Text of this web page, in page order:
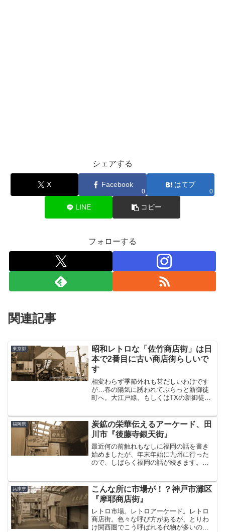
シェアする
X Facebook
0
はてブ
0
LINE コピー
フォローする
関連記事
東京都
昭和レトロな「佐竹商店街」は日
本で2番目に古い商店街らしいで
す
相変わらず季節外れも甚だしいわけです
が…春の陽気に誘われてぶらっと新御徒
町へ。大江戸線、もしくはTXの新御徒町
から近いこの佐竹商店街。ここもまた都
内を代表するアーケー...
福岡県
炭鉱の栄華伝えるアーケード、田
川市『後藤寺銀天街』
最近何の前触れもなしに福岡の話を書き
始めましたが、年末年始に九州に行った
ので、しばらく福岡の話が続きます。え
っかける勢いで呼び覚ましながらぼちぼ
ち書いていきます・・炭鉱...
兵庫県
こんな所に市場が！？神戸市灘区
『摩耶商店街』
レトロ市場。レトロアーケード。レトロ
商店街。色々な呼び方があるが、とりわ
け関西圏でこう呼ばれる代物が多いのが